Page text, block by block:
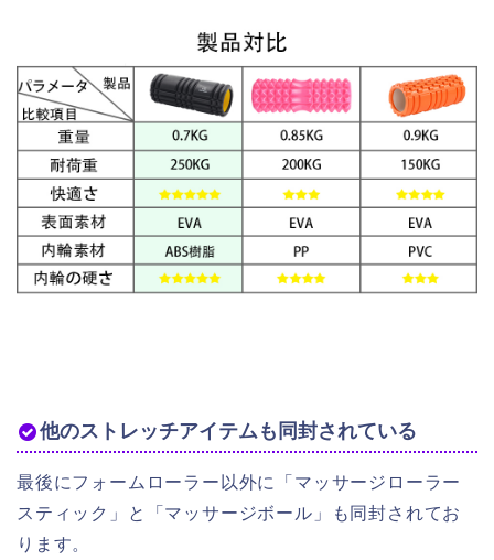
他のストレッチアイテムも同封されている
最後にフォームローラー以外に「マッサージローラー
スティック」と「マッサージボール」も同封されてお
ります。